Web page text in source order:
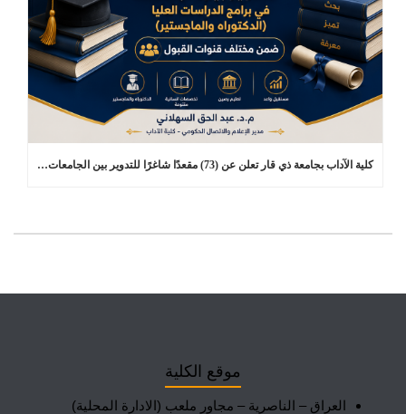
كلية الآداب بجامعة ذي قار تعلن عن (73) مقعدًا شاغرًا للتدوير بين الجامعات في برامج الدراسات العليا
موقع الكلية
العراق – الناصرية – مجاور ملعب (الادارة المحلية)